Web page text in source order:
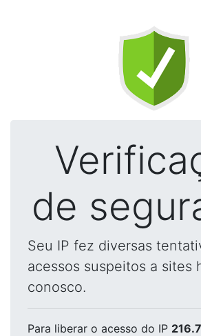
de
Seu IP fez diversas
acessos suspeitos a sites
conosco.
Para liberar o acesso do IP